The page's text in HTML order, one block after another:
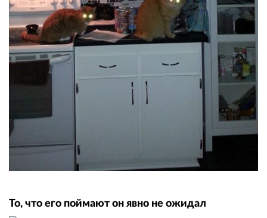
То, что его поймают он явно не ожидал